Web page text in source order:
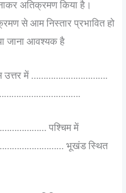
अतिक्रमण किया है।
से आम निस्तार प्रभावित हो
जाना आवश्यक है
उत्तर में ………………………….
पश्चिम में
भूखंड स्थित